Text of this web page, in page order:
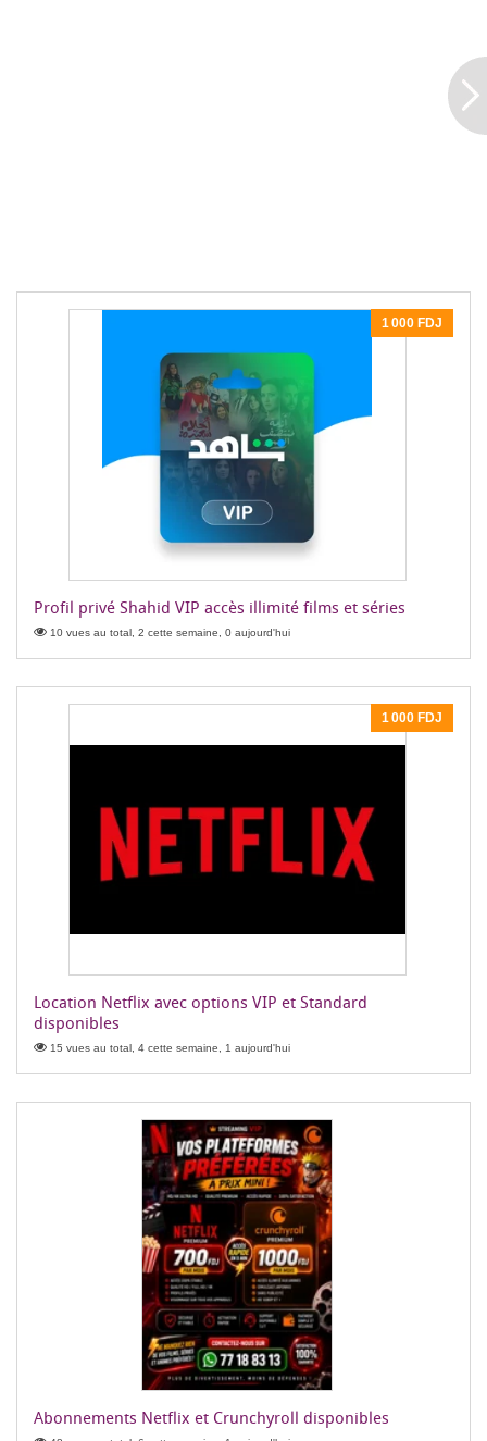
1 000 FDJ
Profil privé Shahid VIP accès illimité films et séries
10 vues au total, 2 cette semaine, 0 aujourd'hui
1 000 FDJ
Location Netflix avec options VIP et Standard
disponibles
15 vues au total, 4 cette semaine, 1 aujourd'hui
Abonnements Netflix et Crunchyroll disponibles